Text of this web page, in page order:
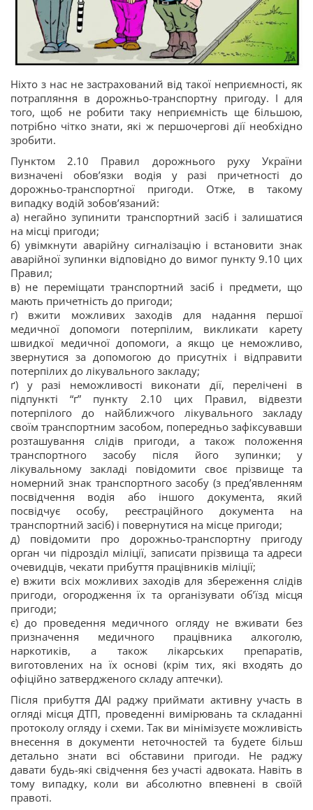
Ніхто з нас не застрахований від такої неприємності, як
потрапляння в дорожньо-транспортну пригоду. І для
того, щоб не робити таку неприємність ще більшою,
потрібно чітко знати, які ж першочергові дії необхідно
зробити.
Пунктом 2.10 Правил дорожнього руху України
визначені обов’язки водія у разі причетності до
дорожньо-транспортної пригоди. Отже, в такому
випадку водій зобов’язаний:
а) негайно зупинити транспортний засіб і залишатися
на місці пригоди;
б) увімкнути аварійну сигналізацію і встановити знак
аварійної зупинки відповідно до вимог пункту 9.10 цих
Правил;
в) не переміщати транспортний засіб і предмети, що
мають причетність до пригоди;
г) вжити можливих заходів для надання першої
медичної допомоги потерпілим, викликати карету
швидкої медичної допомоги, а якщо це неможливо,
звернутися за допомогою до присутніх і відправити
потерпілих до лікувального закладу;
ґ) у разі неможливості виконати дії, перелічені в
підпункті “г” пункту 2.10 цих Правил, відвезти
потерпілого до найближчого лікувального закладу
своїм транспортним засобом, попередньо зафіксувавши
розташування слідів пригоди, а також положення
транспортного засобу після його зупинки; у
лікувальному закладі повідомити своє прізвище та
номерний знак транспортного засобу (з пред’явленням
посвідчення водія або іншого документа, який
посвідчує особу, реєстраційного документа на
транспортний засіб) і повернутися на місце пригоди;
д) повідомити про дорожньо-транспортну пригоду
орган чи підрозділ міліції, записати прізвища та адреси
очевидців, чекати прибуття працівників міліції;
е) вжити всіх можливих заходів для збереження слідів
пригоди, огородження їх та організувати об’їзд місця
пригоди;
є) до проведення медичного огляду не вживати без
призначення медичного працівника алкоголю,
наркотиків, а також лікарських препаратів,
виготовлених на їх основі (крім тих, які входять до
офіційно затвердженого складу аптечки).
Після прибуття ДАІ раджу приймати активну участь в
огляді місця ДТП, проведенні вимірювань та складанні
протоколу огляду і схеми. Так ви мінімізуєте можливість
внесення в документи неточностей та будете більш
детально знати всі обставини пригоди. Не раджу
давати будь-які свідчення без участі адвоката. Навіть в
тому випадку, коли ви абсолютно впевнені в своїй
правоті.